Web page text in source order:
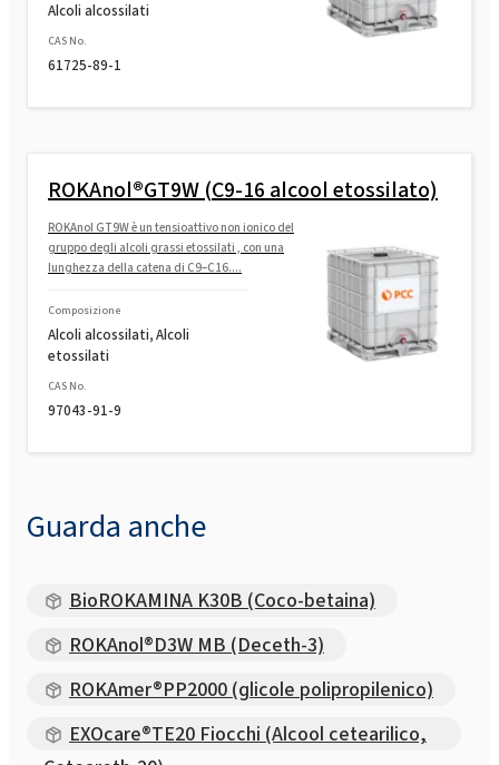
Alcoli alcossilati
CAS No.
61725-89-1
ROKAnol®GT9W (C9-16 alcool etossilato)
ROKAnol GT9W è un tensioattivo non ionico del
gruppo degli alcoli grassi etossilati , con una
lunghezza della catena di C9–C16....
Composizione
Alcoli alcossilati, Alcoli
etossilati
CAS No.
97043-91-9
Guarda anche
BioROKAMINA K30B (Coco-betaina)
ROKAnol®D3W MB (Deceth-3)
ROKAmer®PP2000 (glicole polipropilenico)
EXOcare®TE20 Fiocchi (Alcool cetearilico,